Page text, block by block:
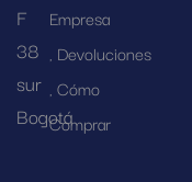
F
38
sur
Bogotá
Empresa
Devoluciones
Cómo
Comprar